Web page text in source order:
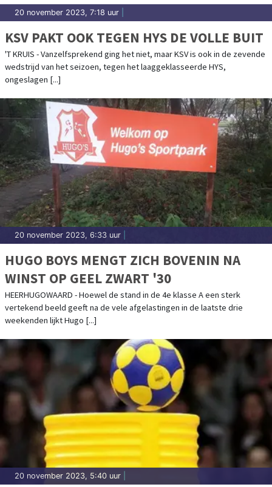
20 november 2023, 7:18 uur
KSV PAKT OOK TEGEN HYS DE VOLLE BUIT
'T KRUIS - Vanzelfsprekend ging het niet, maar KSV is ook in de zevende
wedstrijd van het seizoen, tegen het laaggeklasseerde HYS,
ongeslagen [...]
20 november 2023, 6:33 uur
HUGO BOYS MENGT ZICH BOVENIN NA
WINST OP GEEL ZWART '30
HEERHUGOWAARD - Hoewel de stand in de 4e klasse A een sterk
vertekend beeld geeft na de vele afgelastingen in de laatste drie
weekenden lijkt Hugo [...]
20 november 2023, 5:40 uur